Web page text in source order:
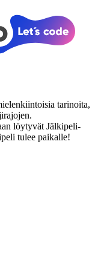
tarinoita,
löytyvät Jälkipeli-
tulee paikalle!